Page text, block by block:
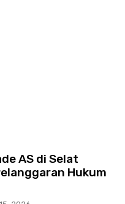
AS di Selat
Hukum